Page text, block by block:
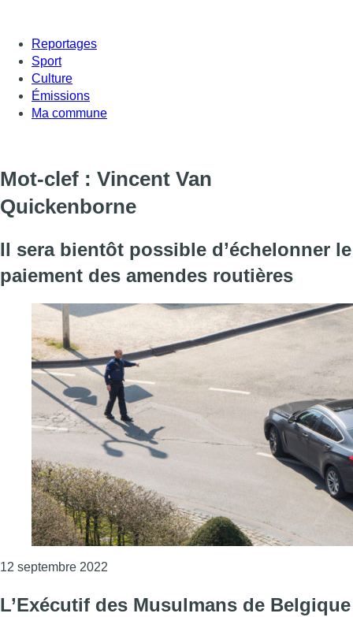
Reportages
Sport
Culture
Émissions
Ma commune
Mot-clef : Vincent Van
Quickenborne
Il sera bientôt possible d’échelonner le
paiement des amendes routières
12 septembre 2022
L’Exécutif des Musulmans de Belgique